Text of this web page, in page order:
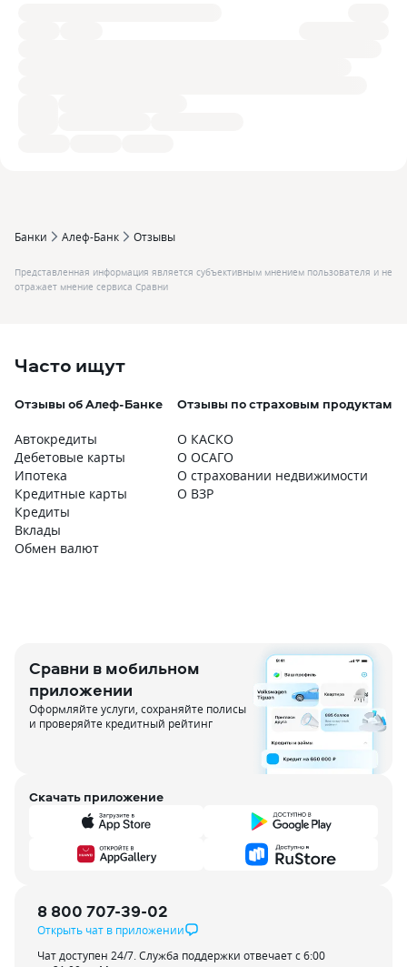
Банки Алеф-Банк Отзывы
Представленная информация является субъективным мнением пользователя и не
отражает мнение сервиса Сравни
Часто ищут
Отзывы об Алеф-Банке
Автокредиты
Дебетовые карты
Ипотека
Кредитные карты
Кредиты
Вклады
Обмен валют
Отзывы по страховым продуктам
О КАСКО
О ОСАГО
О страховании недвижимости
О ВЗР
Сравни в мобильном
приложении
Оформляйте услуги, сохраняйте полисы
и проверяйте кредитный рейтинг
Скачать приложение
8 800 707-39-02
Открыть чат в приложении
Чат доступен 24/7. Служба поддержки отвечает с 6:00